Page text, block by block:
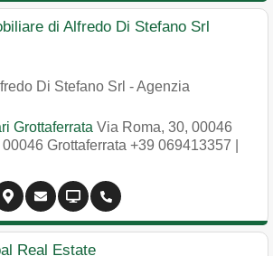
di Alfredo Di Stefano Srl
Di Stefano Srl - Agenzia
Grottaferrata Via Roma, 30, 00046
00046 Grottaferrata +39 069413357
Real Estate